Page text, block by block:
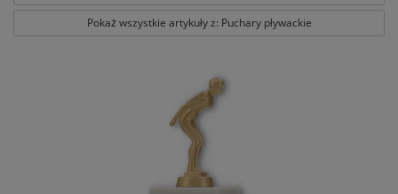
Pokaż wszystkie artykuły z: Puchary pływackie